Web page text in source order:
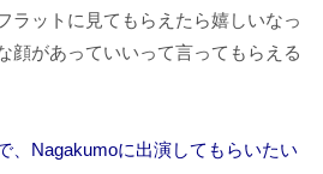
ラットに見てもらえたら嬉しいなっ
顔があっていいって言ってもらえる
Nagakumoに出演してもらいたい